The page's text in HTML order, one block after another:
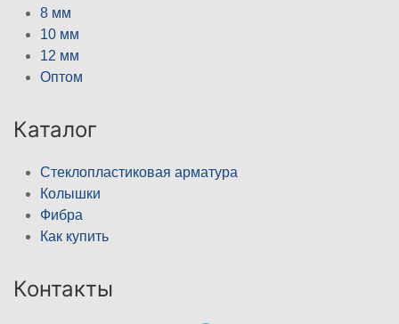
8 мм
10 мм
12 мм
Оптом
Каталог
Стеклопластиковая арматура
Колышки
Фибра
Как купить
Контакты